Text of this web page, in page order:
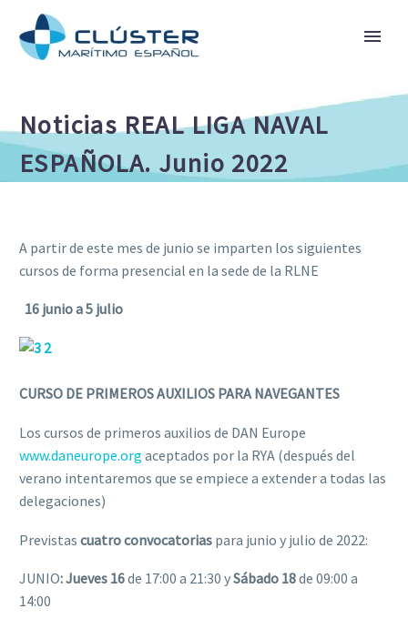
Noticias REAL LIGA NAVAL
ESPAÑOLA. Junio 2022
A partir de este mes de junio se imparten los siguientes
cursos de forma presencial en la sede de la RLNE
16 junio a 5 julio
CURSO DE PRIMEROS AUXILIOS PARA NAVEGANTES
Los cursos de primeros auxilios de DAN Europe
www.daneurope.org aceptados por la RYA (después del
verano intentaremos que se empiece a extender a todas las
delegaciones)
Previstas cuatro convocatorias para junio y julio de 2022:
JUNIO:Jueves 16de 17:00 a 21:30 ySábado 18de 09:00 a
14:00